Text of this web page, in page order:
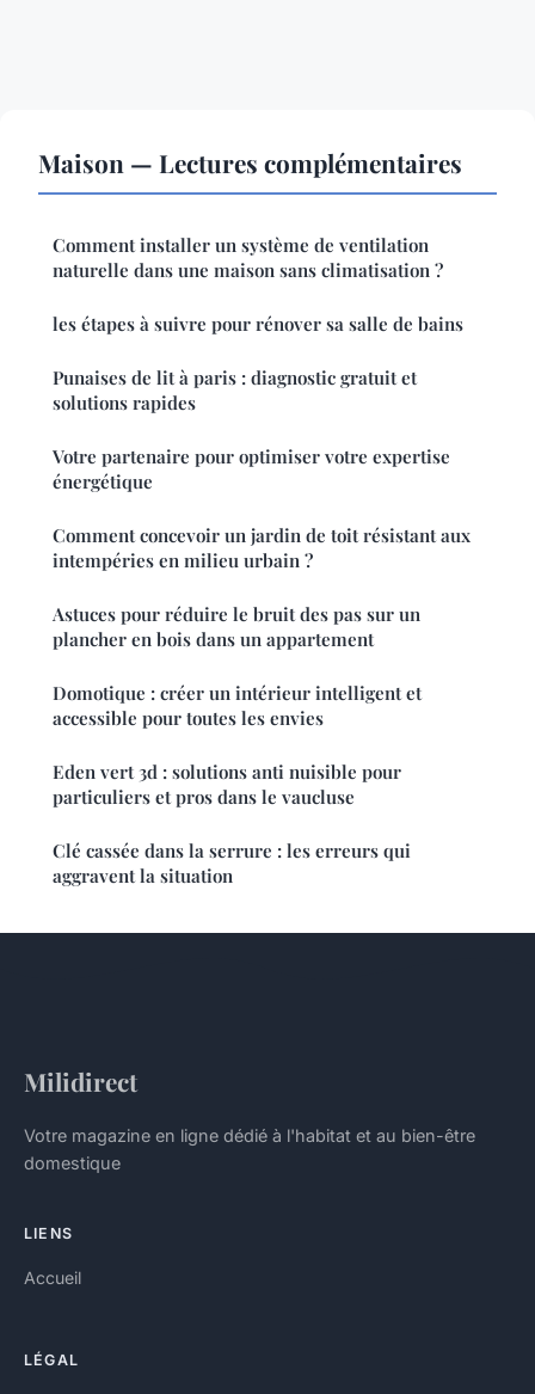
Maison — Lectures complémentaires
Comment installer un système de ventilation
naturelle dans une maison sans climatisation ?
les étapes à suivre pour rénover sa salle de bains
Punaises de lit à paris : diagnostic gratuit et
solutions rapides
Votre partenaire pour optimiser votre expertise
énergétique
Comment concevoir un jardin de toit résistant aux
intempéries en milieu urbain ?
Astuces pour réduire le bruit des pas sur un
plancher en bois dans un appartement
Domotique : créer un intérieur intelligent et
accessible pour toutes les envies
Eden vert 3d : solutions anti nuisible pour
particuliers et pros dans le vaucluse
Clé cassée dans la serrure : les erreurs qui
aggravent la situation
Milidirect
Votre magazine en ligne dédié à l'habitat et au bien-être
domestique
LIENS
Accueil
LÉGAL